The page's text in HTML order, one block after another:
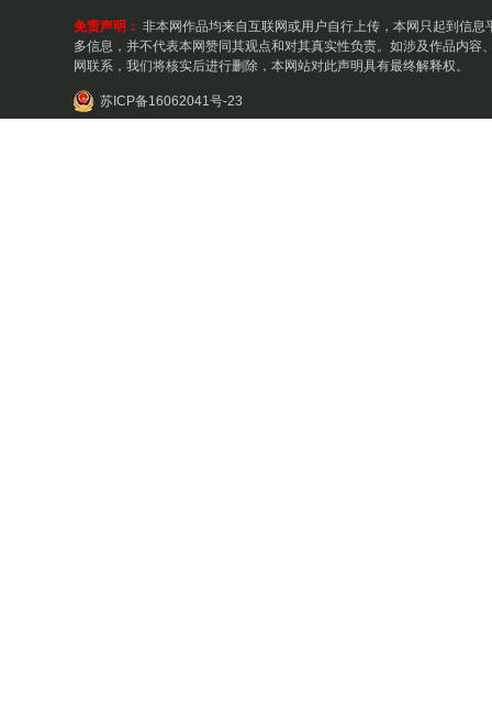
免责声明： 非本网作品均来自互联网或用户自行上传，本网只起到信息
多信息，并不代表本网赞同其观点和对其真实性负责。如涉及作品内容
网联系，我们将核实后进行删除，本网站对此声明具有最终解释权。
苏ICP备16062041号-23